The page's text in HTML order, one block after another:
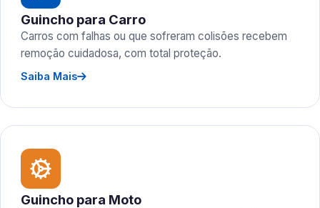
Guincho para Carro
Carros com falhas ou que sofreram colisões recebem
remoção cuidadosa, com total proteção.
Saiba Mais
Guincho para Moto